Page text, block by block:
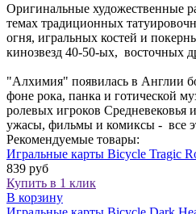
Оригинальные художественные
темах традиционных
огня, игральных костей и
кинозвезд 40-50-ых, восточных
"Алхимия" появилась в Англии
фоне рока, панка и готической
ролевых игроков Средневековья
ужасы, фильмы и комиксы - все
Рекомендуемые товары:
Игральные карты Bicycle Tragic
839 руб
Купить в 1 клик
В корзину